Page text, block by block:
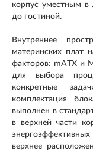
корпус уместным в
до гостиной.
Внутреннее
материнских плат
факторов: mATX и
для выбора
конкретные
комплектация
выполнен в
в верхней части
верхнее